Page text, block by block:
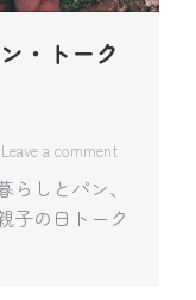
・トーク
Leave a comment
しとパン、
子の日トーク